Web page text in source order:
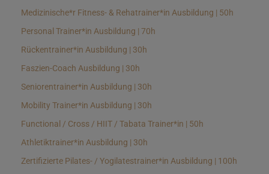
Medizinische*r Fitness- & Rehatrainer*in Ausbildung | 50h
Personal Trainer*in Ausbildung | 70h
Rückentrainer*in Ausbildung | 30h
Faszien-Coach Ausbildung | 30h
Seniorentrainer*in Ausbildung | 30h
Mobility Trainer*in Ausbildung | 30h
Functional / Cross / HIIT / Tabata Trainer*in | 50h
Athletiktrainer*in Ausbildung | 30h
Zertifizierte Pilates- / Yogilatestrainer*in Ausbildung | 100h